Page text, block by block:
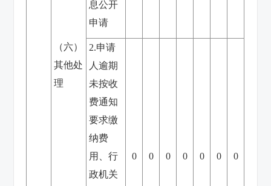
（六）
其他处
理
息公开
申请
2.申请
人逾期
未按收
费通知
要求缴
纳费
用、行
政机关
0 0 0 0 0 0 0